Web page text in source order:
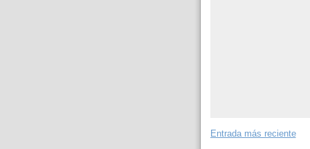
Entrada más reciente